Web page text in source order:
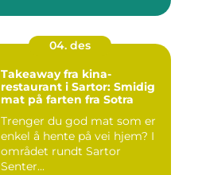
04. des
Takeaway fra kina-
restaurant i Sartor: Smidig
mat på farten fra Sotra
Trenger du god mat som er
enkel å hente på vei hjem? I
området rundt Sartor
Senter...